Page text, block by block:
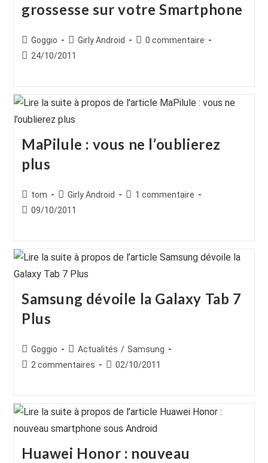
grossesse sur votre Smartphone
Auteur/autrice
de
Goggio
Post
category:
Girly Android
Commentaires
0 commentaire
Publication
24/10/2011
MaPilule : vous ne l’oublierez
plus
Auteur/autrice
de
tom
Post
category:
Girly Android
Commentaires
1 commentaire
Publication
09/10/2011
Samsung dévoile la Galaxy Tab 7
Plus
Auteur/autrice
de
Goggio
Post
category:
Actualités / Samsung
Commentaires
publication :
2 commentaires
Publication
02/10/2011
Huawei Honor : nouveau